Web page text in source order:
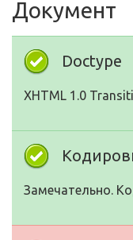
Документ
Doctype
XHTML 1.0
Замечательно.